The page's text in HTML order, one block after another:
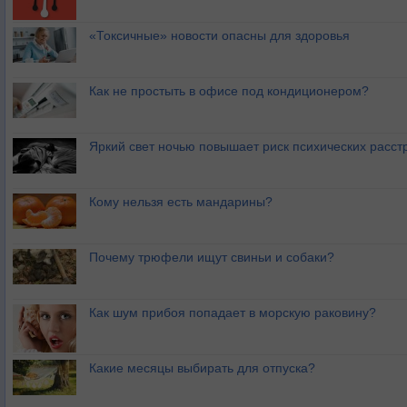
«Токсичные» новости опасны для здоровья
Как не простыть в офисе под кондиционером?
Яркий свет ночью повышает риск психических
Кому нельзя есть мандарины?
Почему трюфели ищут свиньи и собаки?
Как шум прибоя попадает в морскую раковину?
Какие месяцы выбирать для отпуска?